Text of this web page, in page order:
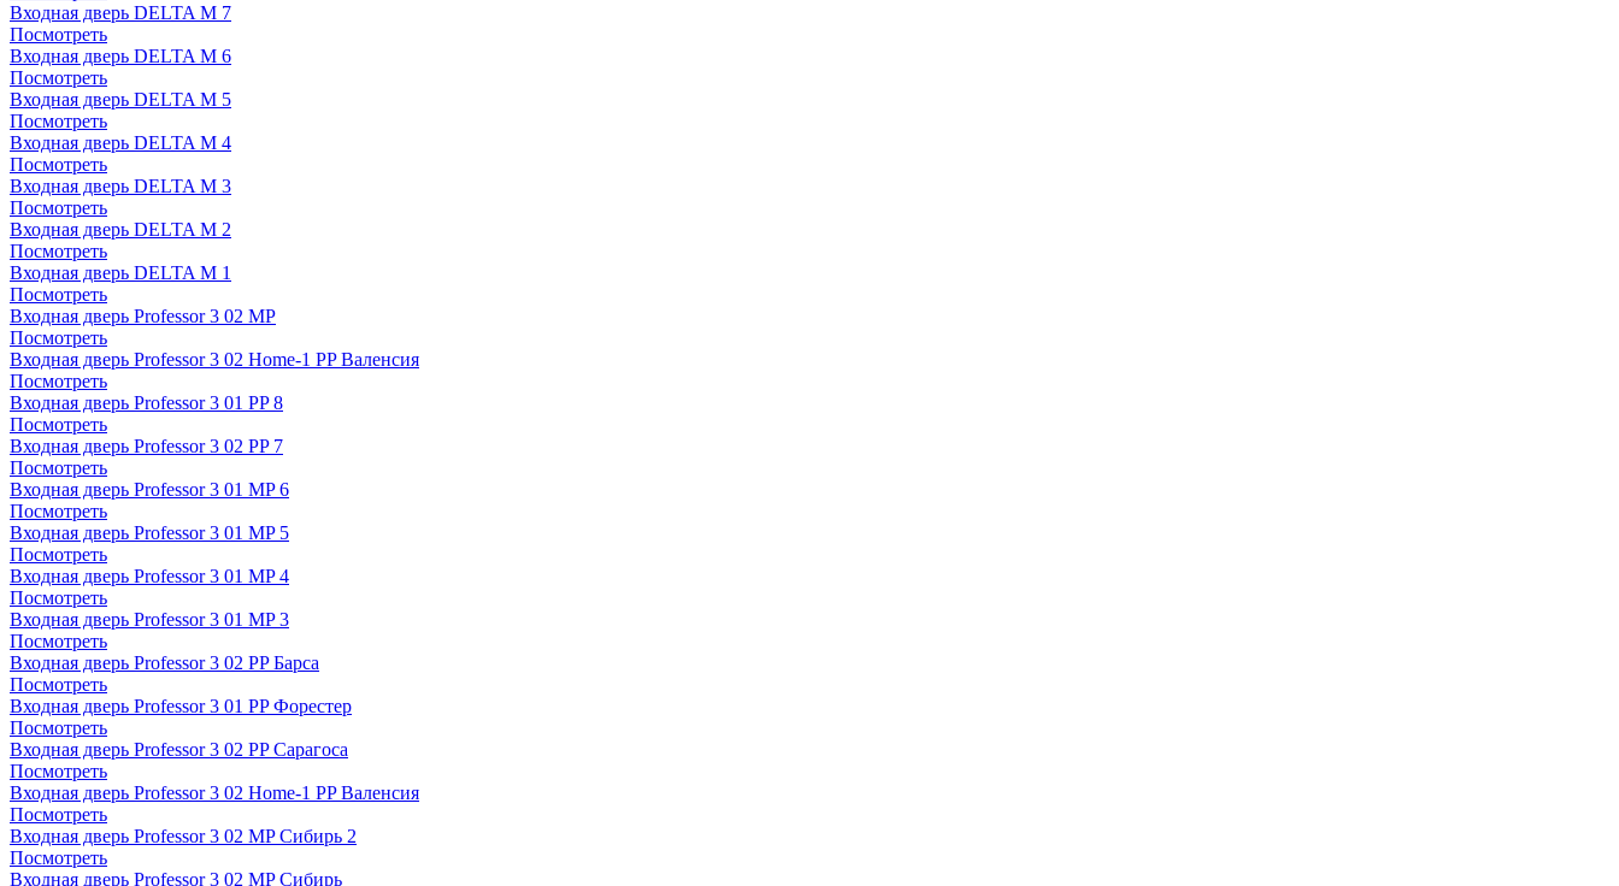
Входная дверь DELTA M 7
Посмотреть
Входная дверь DELTA M 6
Посмотреть
Входная дверь DELTA M 5
Посмотреть
Входная дверь DELTA M 4
Посмотреть
Входная дверь DELTA M 3
Посмотреть
Входная дверь DELTA M 2
Посмотреть
Входная дверь DELTA M 1
Посмотреть
Входная дверь Professor 3 02 MP
Посмотреть
Входная дверь Professor 3 02 Home-1 PP Валенсия
Посмотреть
Входная дверь Professor 3 01 PP 8
Посмотреть
Входная дверь Professor 3 02 PP 7
Посмотреть
Входная дверь Professor 3 01 MP 6
Посмотреть
Входная дверь Professor 3 01 MP 5
Посмотреть
Входная дверь Professor 3 01 MP 4
Посмотреть
Входная дверь Professor 3 01 MP 3
Посмотреть
Входная дверь Professor 3 02 PP Барса
Посмотреть
Входная дверь Professor 3 01 PP Форестер
Посмотреть
Входная дверь Professor 3 02 PP Сарагоса
Посмотреть
Входная дверь Professor 3 02 Home-1 PP Валенсия
Посмотреть
Входная дверь Professor 3 02 MP Сибирь 2
Посмотреть
Входная дверь Professor 3 02 MP Сибирь